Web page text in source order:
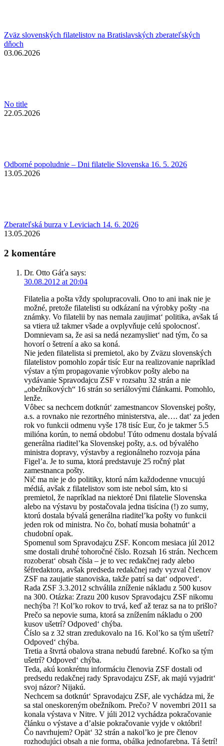
Zväz slovenských filatelistov na Bratislavských zberateľských
dňoch
03.06.2026
No title
22.05.2026
Odborné popoludnie – Dni filatelie Slovenska 16. 5. 2026
13.05.2026
Zberateľská burza v Leviciach 14. 6. 2026
13.05.2026
2 komentáre
Dr. Otto Gáťa says:
30.08.2012 at 20:04
Filatelia a pošta vždy spolupracovali. Ono to ani inak nie je
možné, pretože filatelisti su odkázaní na výrobky pošty -na
známky. Vo filatelii by nas nemala zaujimat‘ politika, avšak tá
sa vtiera už takmer všade a ovplyvňuje celú spolocnosť.
Domnievam sa, že asi sa nedá nezamysliet‘ nad tým, čo sa
hovorí o šetrení a ako sa koná.
Nie jeden filatelista si premietol, ako by Zväzu slovenských
filatelistov pomohlo zopár tisíc Eur na realizovanie napríklad
výstav a tým propagovanie výrobkov pošty alebo na
vydávanie Spravodajcu ZSF v rozsahu 32 strán a nie
„obežníkových“ 16 strán so seriálovými článkami. Pomohlo,
lenže.
Vôbec sa nechcem dotknút‘ zamestnancov Slovenskej pošty,
a.s. a rovnako nie rezortného ministerstva, ale…. dat‘ za jeden
rok vo funkcii odmenu vyše 178 tisíc Eur, čo je takmer 5.5
milióna korún, to nemá obdobu! Túto odmenu dostala bývalá
generálna riaditel’ka Slovenskej pošty, a.s. od bývalého
ministra dopravy, výstavby a regionálneho rozvoja pána
Figel’a. Je to suma, ktorá predstavuje 25 ročný plat
zamestnanca pošty.
Nič ma nie je do politiky, ktorú nám každodenne vnucujú
médiá, avšak z filatelistov som iste nebol sám, kto si
premietol, že napríklad na niektoré Dni filatelie Slovenska
alebo na výstavu by postačovala jedna tisícina (!) zo sumy,
ktorú dostala bývalá generálna riaditel’ka pošty vo funkcii
jeden rok od ministra. No čo, bohatí musia bohatnút‘ a
chudobní opak.
Spomenul som Spravodajcu ZSF. Koncom mesiaca júl 2012
sme dostali druhé tohoročné číslo. Rozsah 16 strán. Nechcem
rozoberat‘ obsah čísla – je to vec redakčnej rady alebo
šéfredaktora, avšak predseda redakčnej rady vyzval č1enov
ZSF na zaujatie stanoviska, takže patrí sa dat‘ odpoved‘.
Rada ZSF 3.3.2012 schválila zníženie nákladu z 500 kusov
na 300. Otázka: Zrazu 200 kusov Spravodajcu ZSF nikomu
nechýba ?! Kol’ko rokov to trvá, keď až teraz sa na to prišlo?
Prečo sa nepovie suma, ktorá sa znížením nákladu o 200
kusov ušetrí? Odpoved‘ chýba.
Číslo sa z 32 stran zredukovalo na 16. Kol’ko sa tým ušetrí?
Odpoved‘ chýba.
Tretia a štvrtá obalova strana nebudú farebné. Koľko sa tým
ušetrí? Odpoved‘ chýba.
Teda, akú konkrétnu informáciu členovia ZSF dostali od
predsedu redakčnej rady Spravodajcu ZSF, ak majú vyjadrit‘
svoj názor? Nijakú.
Nechcem sa dotknút‘ Spravodajcu ZSF, ale vychádza mi, že
sa stal oneskoreným obežníkom. Prečo? V novembri 2011 sa
konala výstava v Nitre. V júli 2012 vychádza pokračovanie
článku o výstave a d’alsie pokračovanie vyjde v októbri!
Čo navrhujem? Opät‘ 32 strán a nakol’ko je pre členov
rozhodujúci obsah a nie forma, obálka jednofarebna. Tá šetrí!